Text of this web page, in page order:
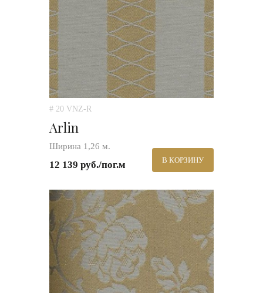
# 20 VNZ-R
Arlin
Ширина 1,26 м.
12 139 руб./пог.м В КОРЗИНУ